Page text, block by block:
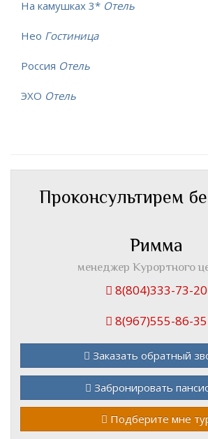
На камушках 3* Отель
Нео Гостиница
Россия Отель
ЭХО Отель
Проконсультирем
Римма
менеджер Курортного
8(804)333-73-20
8(967)555-86-35
Заказать обратный
Забронировать
Подберите мне